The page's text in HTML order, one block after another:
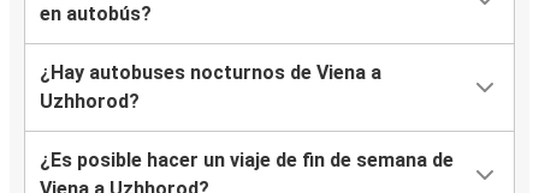
en autobús?
¿Hay autobuses nocturnos de Viena a
Uzhhorod?
¿Es posible hacer un viaje de fin de semana de